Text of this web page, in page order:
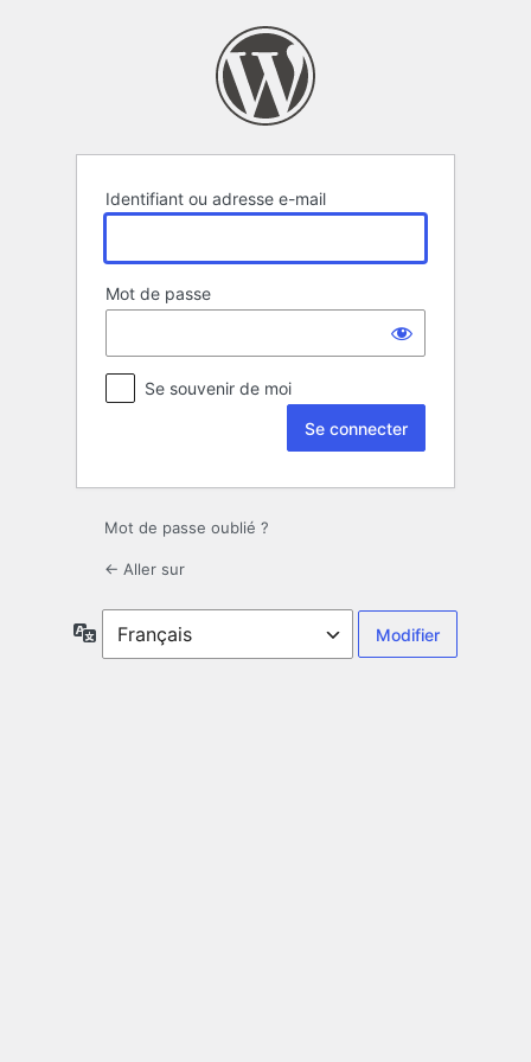
Identifiant ou adresse e-mail
Mot de passe
Se souvenir de moi
Mot de passe oublié ?
← Aller sur
Langue